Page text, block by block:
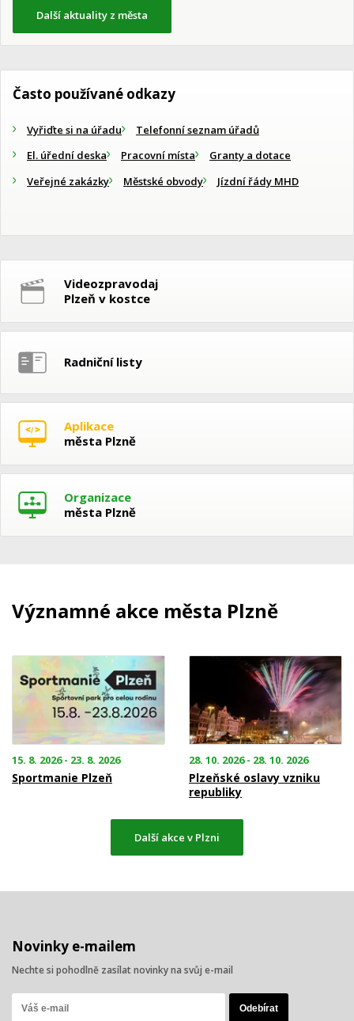
Další aktuality z města
Často používané odkazy
Vyřiďte si na úřadu
Telefonní seznam úřadů
El. úřední deska
Pracovní místa
Granty a dotace
Veřejné zakázky
Městské obvody Jízdní řády MHD
Videozpravodaj
Plzeň v kostce
Radniční listy
Aplikace
města Plzně
Organizace
města Plzně
Významné akce města Plzně
15. 8. 2026 - 23. 8. 2026
Sportmanie Plzeň
28. 10. 2026 - 28. 10. 2026
Plzeňské oslavy vzniku
republiky
Další akce v Plzni
Novinky e-mailem
Nechte si pohodlně zasílat novinky na svůj e-mail